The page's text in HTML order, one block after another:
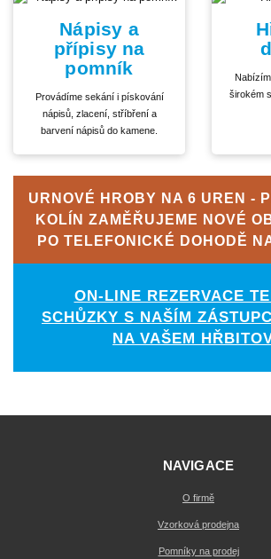
Nápisy a
přípisy na
pomník
Provádíme sekání i pískování
nápisů, zlacení, stříbření a
barvení nápisů do kamene.
širokém
URNOVÉ HROBY NA 6 UREN -
KOLÍN ZAMĚŘUJEME NOVÉ
PO TELEFONICKÉ DOHODĚ
ON-LINE REZERVACE
SCHŮZKY S NAŠÍM
NA VAŠEM
NAVIGACE
O firmě
Vzorková prodejna
Pomníky na prodej